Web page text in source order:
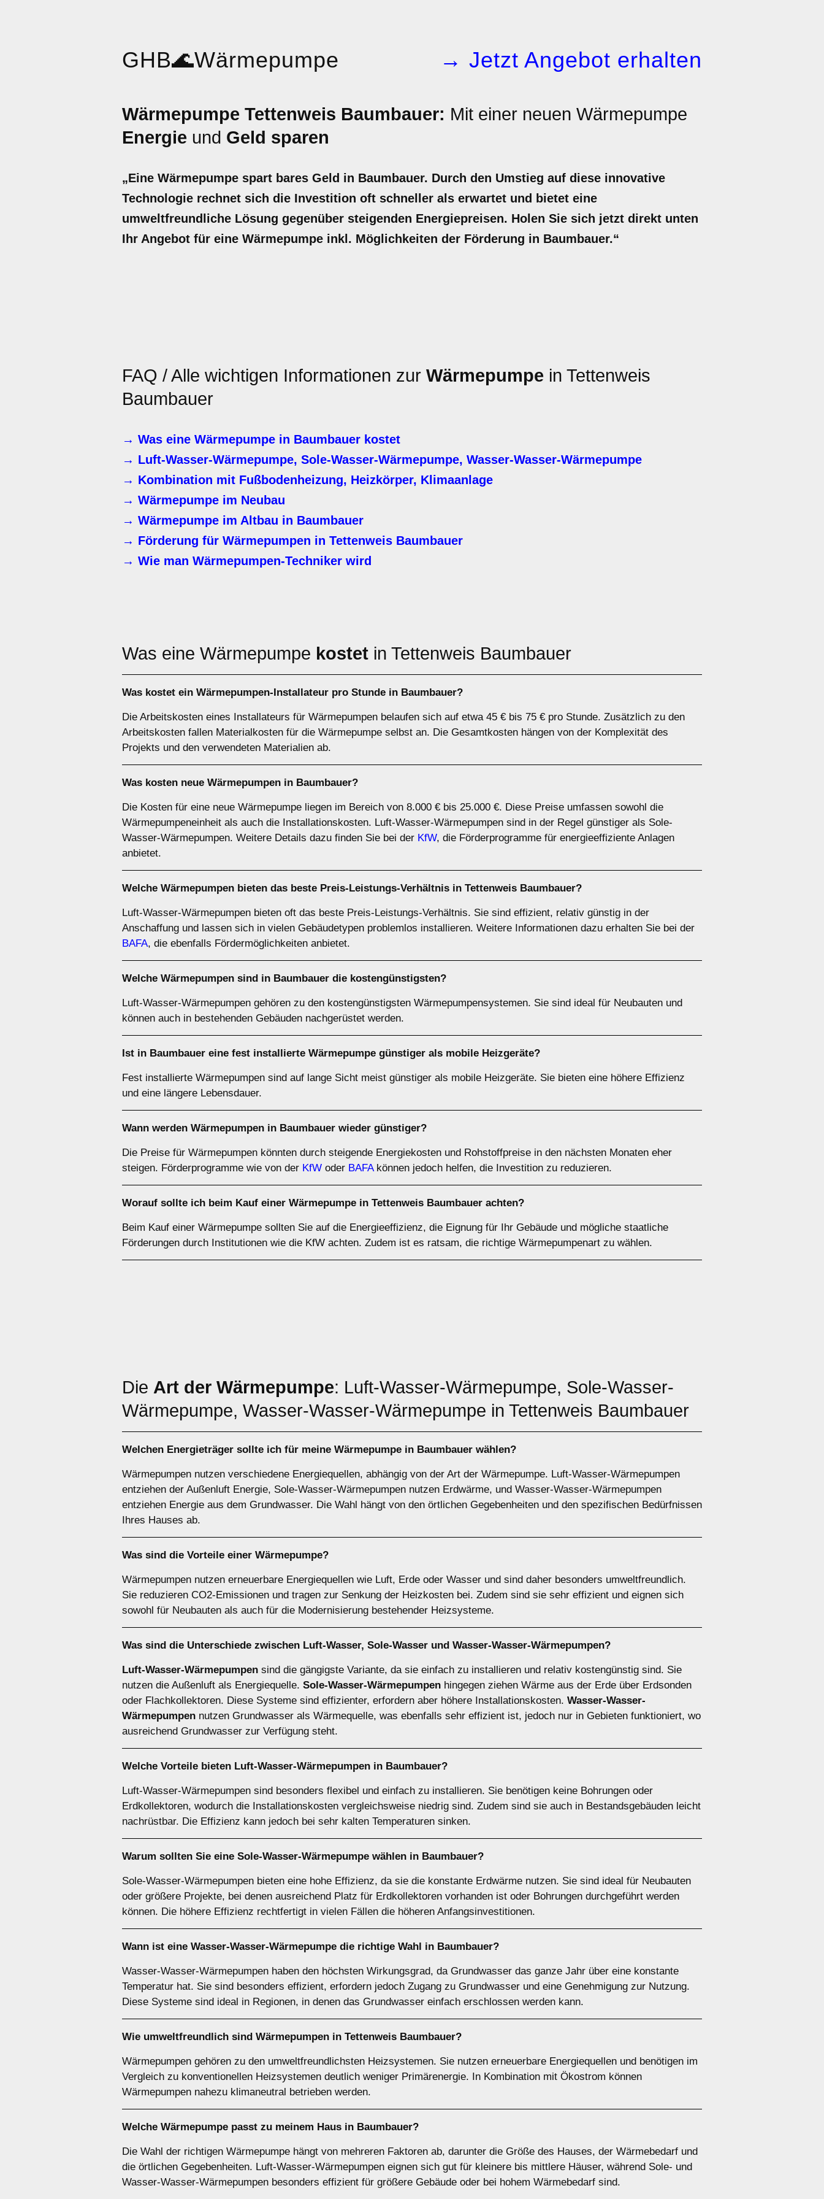
GHB🌊Wärmepumpe → Jetzt Angebot erhalten
Wärmepumpe Tettenweis Baumbauer: Mit einer neuen Wärmepumpe
Energie und Geld sparen
„Eine Wärmepumpe spart bares Geld in Baumbauer. Durch den Umstieg auf diese innovative
Technologie rechnet sich die Investition oft schneller als erwartet und bietet eine
umweltfreundliche Lösung gegenüber steigenden Energiepreisen. Holen Sie sich jetzt direkt unten
Ihr Angebot für eine Wärmepumpe inkl. Möglichkeiten der Förderung in Baumbauer.“
FAQ / Alle wichtigen Informationen zur Wärmepumpe in Tettenweis
Baumbauer
→ Was eine Wärmepumpe in Baumbauer kostet
→ Luft-Wasser-Wärmepumpe, Sole-Wasser-Wärmepumpe, Wasser-Wasser-Wärmepumpe
→ Kombination mit Fußbodenheizung, Heizkörper, Klimaanlage
→ Wärmepumpe im Neubau
→ Wärmepumpe im Altbau in Baumbauer
→ Förderung für Wärmepumpen in Tettenweis Baumbauer
→ Wie man Wärmepumpen-Techniker wird
Was eine Wärmepumpe kostet in Tettenweis Baumbauer
Was kostet ein Wärmepumpen-Installateur pro Stunde in Baumbauer?
Die Arbeitskosten eines Installateurs für Wärmepumpen belaufen sich auf etwa 45 € bis 75 € pro Stunde. Zusätzlich zu den
Arbeitskosten fallen Materialkosten für die Wärmepumpe selbst an. Die Gesamtkosten hängen von der Komplexität des
Projekts und den verwendeten Materialien ab.
Was kosten neue Wärmepumpen in Baumbauer?
Die Kosten für eine neue Wärmepumpe liegen im Bereich von 8.000 € bis 25.000 €. Diese Preise umfassen sowohl die
Wärmepumpeneinheit als auch die Installationskosten. Luft-Wasser-Wärmepumpen sind in der Regel günstiger als Sole-
Wasser-Wärmepumpen. Weitere Details dazu finden Sie bei der KfW, die Förderprogramme für energieeffiziente Anlagen
anbietet.
Welche Wärmepumpen bieten das beste Preis-Leistungs-Verhältnis in Tettenweis Baumbauer?
Luft-Wasser-Wärmepumpen bieten oft das beste Preis-Leistungs-Verhältnis. Sie sind effizient, relativ günstig in der
Anschaffung und lassen sich in vielen Gebäudetypen problemlos installieren. Weitere Informationen dazu erhalten Sie bei der
BAFA, die ebenfalls Fördermöglichkeiten anbietet.
Welche Wärmepumpen sind in Baumbauer die kostengünstigsten?
Luft-Wasser-Wärmepumpen gehören zu den kostengünstigsten Wärmepumpensystemen. Sie sind ideal für Neubauten und
können auch in bestehenden Gebäuden nachgerüstet werden.
Ist in Baumbauer eine fest installierte Wärmepumpe günstiger als mobile Heizgeräte?
Fest installierte Wärmepumpen sind auf lange Sicht meist günstiger als mobile Heizgeräte. Sie bieten eine höhere Effizienz
und eine längere Lebensdauer.
Wann werden Wärmepumpen in Baumbauer wieder günstiger?
Die Preise für Wärmepumpen könnten durch steigende Energiekosten und Rohstoffpreise in den nächsten Monaten eher
steigen. Förderprogramme wie von der KfW oder BAFAkönnen jedoch helfen, die Investition zu reduzieren.
Worauf sollte ich beim Kauf einer Wärmepumpe in Tettenweis Baumbauer achten?
Beim Kauf einer Wärmepumpe sollten Sie auf die Energieeffizienz, die Eignung für Ihr Gebäude und mögliche staatliche
Förderungen durch Institutionen wie die KfW achten. Zudem ist es ratsam, die richtige Wärmepumpenart zu wählen.
Die Art der Wärmepumpe: Luft-Wasser-Wärmepumpe, Sole-Wasser-
Wärmepumpe, Wasser-Wasser-Wärmepumpe in Tettenweis Baumbauer
Welchen Energieträger sollte ich für meine Wärmepumpe in Baumbauer wählen?
Wärmepumpen nutzen verschiedene Energiequellen, abhängig von der Art der Wärmepumpe. Luft-Wasser-Wärmepumpen
entziehen der Außenluft Energie, Sole-Wasser-Wärmepumpen nutzen Erdwärme, und Wasser-Wasser-Wärmepumpen
entziehen Energie aus dem Grundwasser. Die Wahl hängt von den örtlichen Gegebenheiten und den spezifischen Bedürfnissen
Ihres Hauses ab.
Was sind die Vorteile einer Wärmepumpe?
Wärmepumpen nutzen erneuerbare Energiequellen wie Luft, Erde oder Wasser und sind daher besonders umweltfreundlich.
Sie reduzieren CO2-Emissionen und tragen zur Senkung der Heizkosten bei. Zudem sind sie sehr effizient und eignen sich
sowohl für Neubauten als auch für die Modernisierung bestehender Heizsysteme.
Was sind die Unterschiede zwischen Luft-Wasser, Sole-Wasser und Wasser-Wasser-Wärmepumpen?
Luft-Wasser-Wärmepumpen sind die gängigste Variante, da sie einfach zu installieren und relativ kostengünstig sind. Sie
nutzen die Außenluft als Energiequelle. Sole-Wasser-Wärmepumpen hingegen ziehen Wärme aus der Erde über Erdsonden
oder Flachkollektoren. Diese Systeme sind effizienter, erfordern aber höhere Installationskosten. Wasser-Wasser-
Wärmepumpen nutzen Grundwasser als Wärmequelle, was ebenfalls sehr effizient ist, jedoch nur in Gebieten funktioniert, wo
ausreichend Grundwasser zur Verfügung steht.
Welche Vorteile bieten Luft-Wasser-Wärmepumpen in Baumbauer?
Luft-Wasser-Wärmepumpen sind besonders flexibel und einfach zu installieren. Sie benötigen keine Bohrungen oder
Erdkollektoren, wodurch die Installationskosten vergleichsweise niedrig sind. Zudem sind sie auch in Bestandsgebäuden leicht
nachrüstbar. Die Effizienz kann jedoch bei sehr kalten Temperaturen sinken.
Warum sollten Sie eine Sole-Wasser-Wärmepumpe wählen in Baumbauer?
Sole-Wasser-Wärmepumpen bieten eine hohe Effizienz, da sie die konstante Erdwärme nutzen. Sie sind ideal für Neubauten
oder größere Projekte, bei denen ausreichend Platz für Erdkollektoren vorhanden ist oder Bohrungen durchgeführt werden
können. Die höhere Effizienz rechtfertigt in vielen Fällen die höheren Anfangsinvestitionen.
Wann ist eine Wasser-Wasser-Wärmepumpe die richtige Wahl in Baumbauer?
Wasser-Wasser-Wärmepumpen haben den höchsten Wirkungsgrad, da Grundwasser das ganze Jahr über eine konstante
Temperatur hat. Sie sind besonders effizient, erfordern jedoch Zugang zu Grundwasser und eine Genehmigung zur Nutzung.
Diese Systeme sind ideal in Regionen, in denen das Grundwasser einfach erschlossen werden kann.
Wie umweltfreundlich sind Wärmepumpen in Tettenweis Baumbauer?
Wärmepumpen gehören zu den umweltfreundlichsten Heizsystemen. Sie nutzen erneuerbare Energiequellen und benötigen im
Vergleich zu konventionellen Heizsystemen deutlich weniger Primärenergie. In Kombination mit Ökostrom können
Wärmepumpen nahezu klimaneutral betrieben werden.
Welche Wärmepumpe passt zu meinem Haus in Baumbauer?
Die Wahl der richtigen Wärmepumpe hängt von mehreren Faktoren ab, darunter die Größe des Hauses, der Wärmebedarf und
die örtlichen Gegebenheiten. Luft-Wasser-Wärmepumpen eignen sich gut für kleinere bis mittlere Häuser, während Sole- und
Wasser-Wasser-Wärmepumpen besonders effizient für größere Gebäude oder bei hohem Wärmebedarf sind.